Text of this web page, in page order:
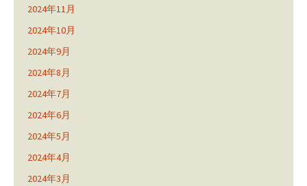
2024年11月
2024年10月
2024年9月
2024年8月
2024年7月
2024年6月
2024年5月
2024年4月
2024年3月